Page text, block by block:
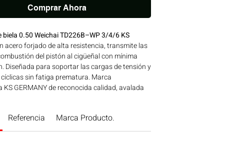
Comprar Ahora
biela 0.50 Weichai TD226B–WP 3/4/6 KS
acero forjado de alta resistencia, transmite las
del pistón al cigüeñal con mínima
Diseñada para soportar las cargas de tensión y
sin fatiga prematura. Marca
KS GERMANY de reconocida calidad, avalada
construcción, minería y generación de
en Bogotá, Colombia. Consíguelo ahora
Referencia Marca Producto.